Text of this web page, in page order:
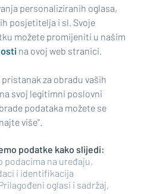
Politika privatnosti
Pritužbe Suradnici
personaliziranih oglasa,
posjetitelja i sl. Svoje
možete promijeniti u našim
na ovoj web stranici.
za obradu vaših
svoj legitimni poslovni
podataka možete se
više".
podatke kako slijedi:
na uređaju,
i identifikacija
oglasi i sadržaj,